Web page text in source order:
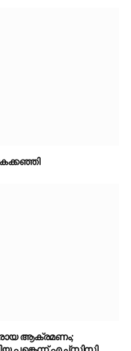
ആക്രമണം;